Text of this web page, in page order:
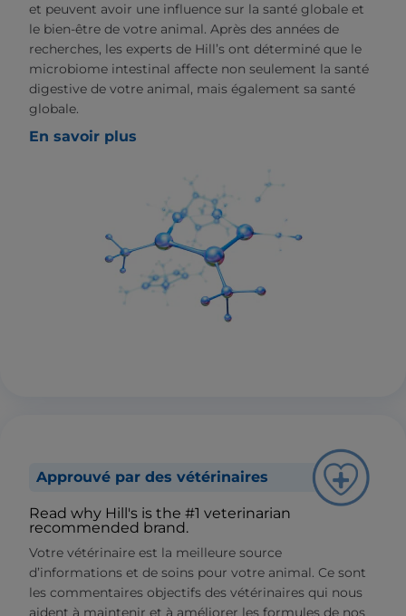
et peuvent avoir une influence sur la santé globale et
le bien-être de votre animal. Après des années de
recherches, les experts de Hill’s ont déterminé que le
microbiome intestinal affecte non seulement la santé
digestive de votre animal, mais également sa santé
globale.
En savoir plus
Approuvé par des vétérinaires
Read why Hill's is the #1 veterinarian
recommended brand.
Votre vétérinaire est la meilleure source
d’informations et de soins pour votre animal. Ce sont
les commentaires objectifs des vétérinaires qui nous
aident à maintenir et à améliorer les formules de nos